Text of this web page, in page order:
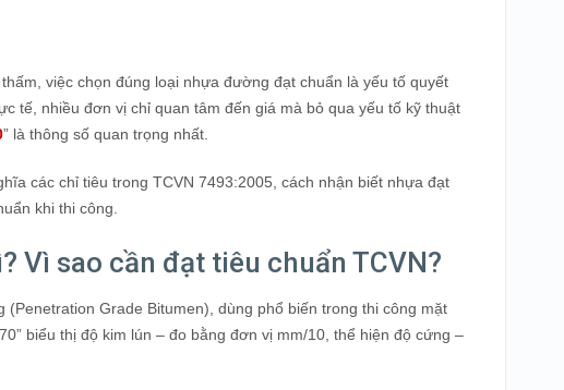
việc chọn đúng loại nhựa đường đạt chuẩn là yếu tố quyết
tế, nhiều đơn vị chỉ quan tâm đến giá mà bỏ qua yếu tố kỹ thuật
” là thông số quan trọng nhất.
các chỉ tiêu trong TCVN 7493:2005, cách nhận biết nhựa đạt
khi thi công.
Vì sao cần đạt tiêu chuẩn TCVN?
Grade Bitumen), dùng phổ biến trong thi công mặt
biểu thị độ kim lún – đo bằng đơn vị mm/10, thể hiện độ cứng –